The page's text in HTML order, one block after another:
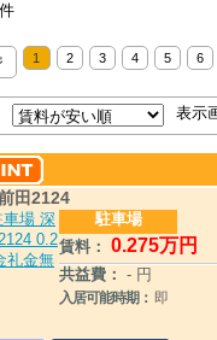
件
1 2 3 4 5 6
表示
田2124
駐車場
賃料： 0.275万円
共益費： - 円
入居可能時期： 即